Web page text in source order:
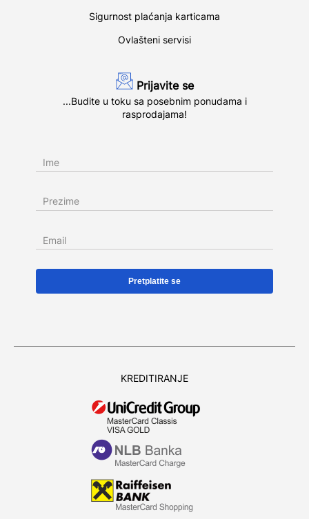
Sigurnost plaćanja karticama
Ovlašteni servisi
Prijavite se
...Budite u toku sa posebnim ponudama i
rasprodajama!
Ime
Prezime
Email
KREDITIRANJE